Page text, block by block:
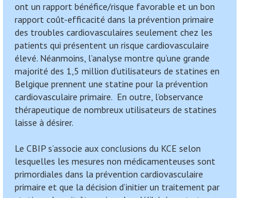
ont un rapport bénéfice/risque favorable et un bon
rapport coût-efficacité dans la prévention primaire
des troubles cardiovasculaires seulement chez les
patients qui présentent un risque cardiovasculaire
élevé. Néanmoins, l’analyse montre qu’une grande
majorité des 1,5 million d’utilisateurs de statines en
Belgique prennent une statine pour la prévention
cardiovasculaire primaire. En outre, l’observance
thérapeutique de nombreux utilisateurs de statines
laisse à désirer.
Le CBIP s’associe aux conclusions du KCE selon
lesquelles les mesures non médicamenteuses sont
primordiales dans la prévention cardiovasculaire
primaire et que la décision d’initier un traitement par